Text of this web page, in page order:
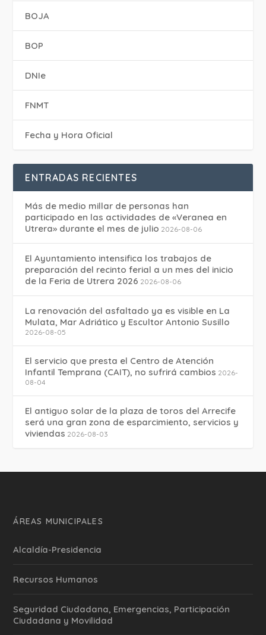
BOJA
BOP
DNIe
FNMT
Fecha y Hora Oficial
ENTRADAS RECIENTES
Más de medio millar de personas han
participado en las actividades de «Veranea en
Utrera» durante el mes de julio 2026-08-06
El Ayuntamiento intensifica los trabajos de
preparación del recinto ferial a un mes del inicio
de la Feria de Utrera 2026 2026-08-06
La renovación del asfaltado ya es visible en La
Mulata, Mar Adriático y Escultor Antonio Susillo
2026-08-05
El servicio que presta el Centro de Atención
Infantil Temprana (CAIT), no sufrirá cambios 2026-
08-04
El antiguo solar de la plaza de toros del Arrecife
será una gran zona de esparcimiento, servicios y
viviendas 2026-08-03
ÁREAS MUNICIPALES
Alcaldía-Presidencia
Recursos Humanos
Seguridad Ciudadana, Emergencias, Participación
Ciudadana y Movilidad